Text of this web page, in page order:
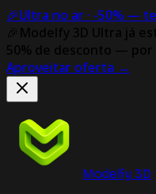
🎉Ultra no ar · -50% —
🎉Modelfy 3D Ultra já
50% de desconto — por
Aproveitar oferta →
Modelfy 3D